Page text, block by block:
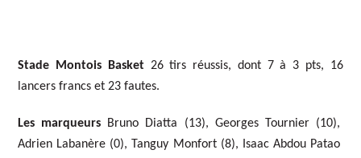
Stade Montois Basket26 tirs réussis, dont 7 à 3 pts, 16
lancers francs et 23 fautes.
Les marqueurs Bruno Diatta (13), Georges Tournier (10),
Adrien Labanère (0), Tanguy Monfort (8), Isaac Abdou Patao